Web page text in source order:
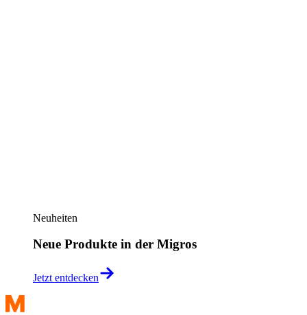
Neuheiten
Neue Produkte in der Migros
Jetzt entdecken